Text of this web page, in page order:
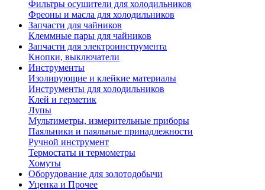
Фильтры осушители для холодильников
Фреоны и масла для холодильников
Запчасти для чайников
Клеммные пары для чайников
Запчасти для электроинструмента
Кнопки, выключатели
Инструменты
Изолирующие и клейкие материалы
Инструменты для холодильников
Клей и герметик
Лупы
Мультиметры, измерительные приборы
Паяльники и паяльные принадлежности
Ручной инструмент
Термостаты и термометры
Хомуты
Оборудование для золотодобычи
Уценка и Прочее